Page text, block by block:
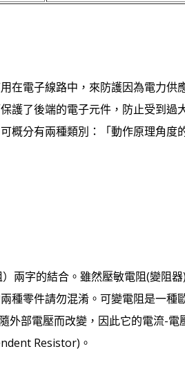
在電子線路中，來防護因為電力供
護了後端的電子元件，防止受到
概分有兩種類別：「動作原理角度
兩字的結合。雖然壓敏電阻(變阻
種零件請勿混淆。可變電阻是一
部電壓而改變，因此它的電流-
Resistor)。